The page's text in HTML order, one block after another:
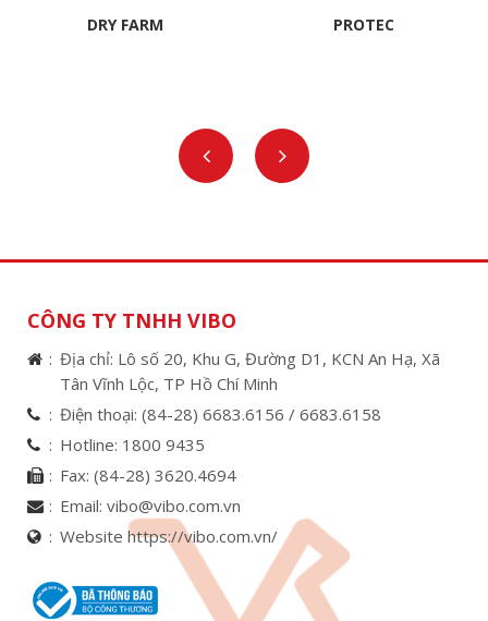
DRY FARM PROTEC
CÔNG TY TNHH VIBO
Địa chỉ: Lô số 20, Khu G, Đường D1, KCN An Hạ, Xã
Tân Vĩnh Lộc, TP Hồ Chí Minh
Điện thoại: (84-28) 6683.6156 / 6683.6158
Hotline: 1800 9435
Fax: (84-28) 3620.4694
Email: vibo@vibo.com.vn
Website https://vibo.com.vn/